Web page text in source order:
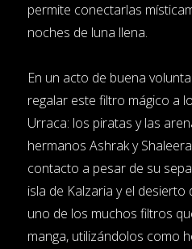
permite conectarlas
noches de luna llena.
En un acto de buena
regalar este filtro mágico a
Urraca: los piratas y las
hermanos Ashrak y
contacto a pesar de su
isla de Kalzaria y el desierto
uno de los muchos filtros
manga, utilizándolos como